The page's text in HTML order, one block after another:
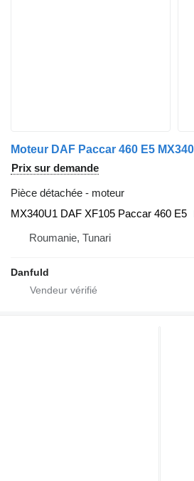
Prix sur demande
Pièce détachée - moteur
MX340U1 DAF XF105 Paccar 460 E5
Roumanie, Tunari
Danfuld